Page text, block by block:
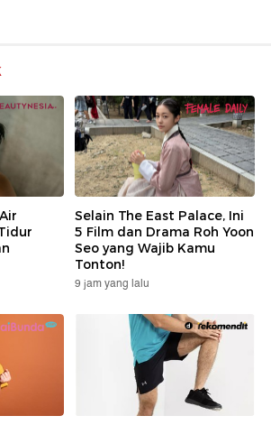
Selain The East Palace, Ini
5 Film dan Drama Roh Yoon
Seo yang Wajib Kamu
Tonton!
9 jam yang lalu